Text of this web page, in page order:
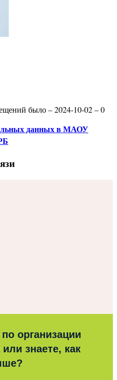
было – 2024-10-02 – 0
данныхв МАОУ
организации
знаете, как